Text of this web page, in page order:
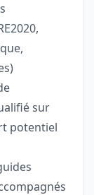
sur
potentiel